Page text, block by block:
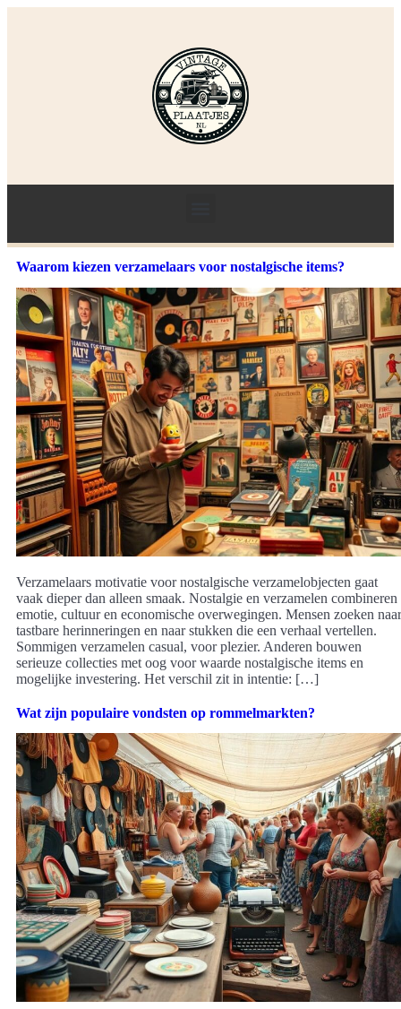
Waarom kiezen verzamelaars voor nostalgische items?
Verzamelaars motivatie voor nostalgische verzamelobjecten gaat
vaak dieper dan alleen smaak. Nostalgie en verzamelen combineren
emotie, cultuur en economische overwegingen. Mensen zoeken naar
tastbare herinneringen en naar stukken die een verhaal vertellen.
Sommigen verzamelen casual, voor plezier. Anderen bouwen
serieuze collecties met oog voor waarde nostalgische items en
mogelijke investering. Het verschil zit in intentie: […]
Wat zijn populaire vondsten op rommelmarkten?